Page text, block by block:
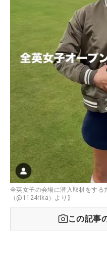
全英女子の会場に潜入取材をす
（@1124rika）より】
この記事